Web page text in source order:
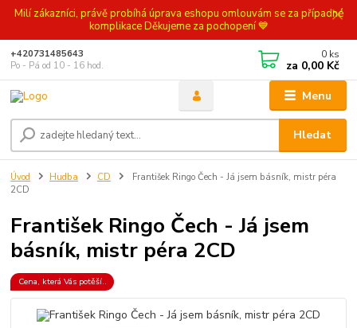
Milí zákazníci, právě probíhá úprava eshopu omlouvám se za případné
komplikace Děkujeme za pochopení 💙
Menu
Hledat
+420731485643
Po - Pá od 10 - 16 hod.
0 ks
za 0,00 Kč
Úvod Hudba CD
František Ringo Čech - Já jsem básník, mistr péra
2CD
František Ringo Čech - Já jsem
básník, mistr péra 2CD
Cena, která Vás potěší..